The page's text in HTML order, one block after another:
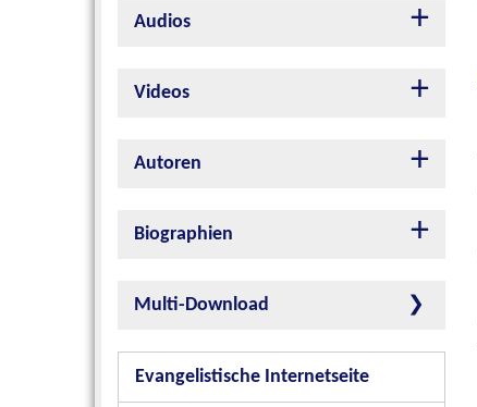
Audios
Videos
Autoren
Biographien
Multi-Download
Evangelistische Internetseite